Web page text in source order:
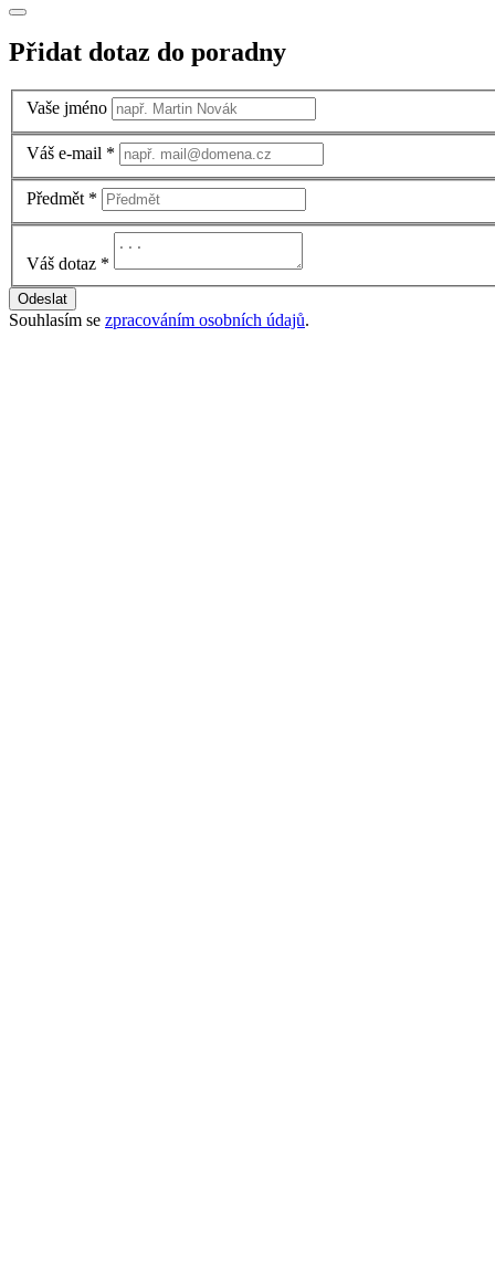
Přidat dotaz do poradny
Vaše jméno
Váš e-mail *
Předmět *
Váš dotaz *
Odeslat
Souhlasím se zpracováním osobních údajů.